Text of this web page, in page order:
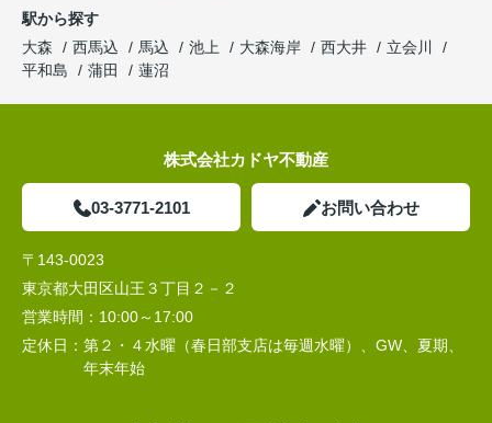
駅から探す
大森
西馬込 馬込 池上 大森海岸 西大井
立会川
平和島
蒲田 蓮沼
株式会社カドヤ不動産
03-3771-2101 お問い合わせ
〒143-0023
東京都大田区山王３丁目２－２
営業時間： 10:00～17:00
定休日： 第２・４水曜（春日部支店は毎週水曜）、GW、夏期、
年末年始